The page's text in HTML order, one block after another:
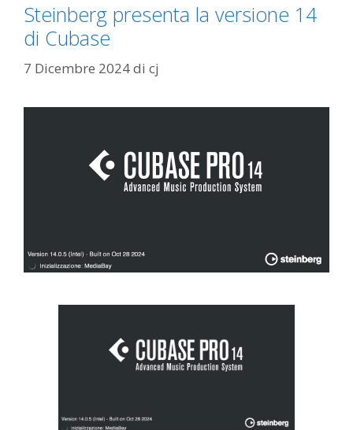
Steinberg presenta la versione 14
di Cubase
7 Dicembre 2024di cj